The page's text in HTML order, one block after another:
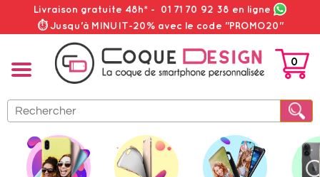
Livraison gratuite 48h* - 01 71 70 92 38 en ligne
⏱ Jusqu'à MINUIT-20% avec le code "PROMO20"
PANIER
0